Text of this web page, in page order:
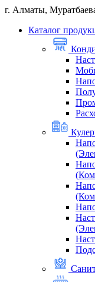
г. Алматы,
Каталог